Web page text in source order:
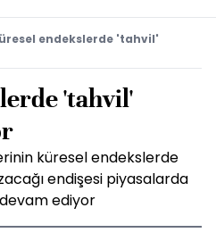
endekslerde 'tahvil'
'tahvil'
küresel endekslerde
endişesi piyasalarda
ediyor